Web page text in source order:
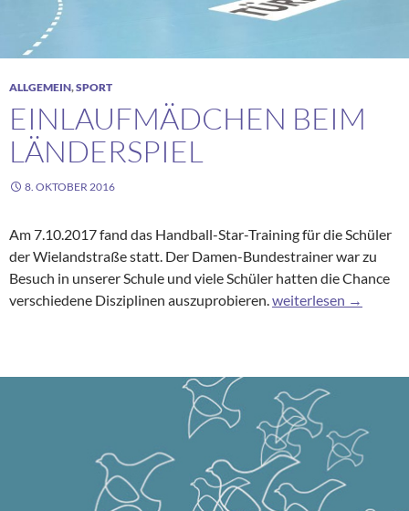
ALLGEMEIN,SPORT
EINLAUFMÄDCHEN BEIM
LÄNDERSPIEL
8. OKTOBER 2016
Am 7.10.2017 fand das Handball-Star-Training für die Schüler
der Wielandstraße statt. Der Damen-Bundestrainer war zu
Besuch in unserer Schule und viele Schüler hatten die Chance
verschiedene Disziplinen auszuprobieren. Einlaufmädchen
weiterlesen →